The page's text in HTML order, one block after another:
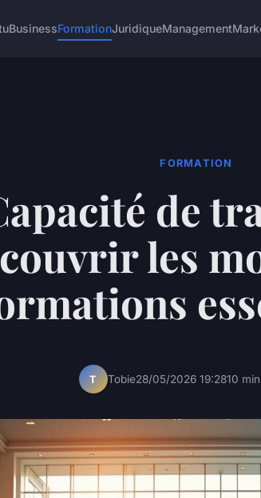
BusinessFormationJuridiqueManagement
FORMATION
de
les
T Tobie28/05/2026 19:2810